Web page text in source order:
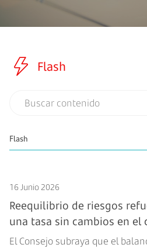
Flash
16 Junio 2026
Reequilibrio de riesgos
una tasa sin cambios en el
El Consejo subraya que el